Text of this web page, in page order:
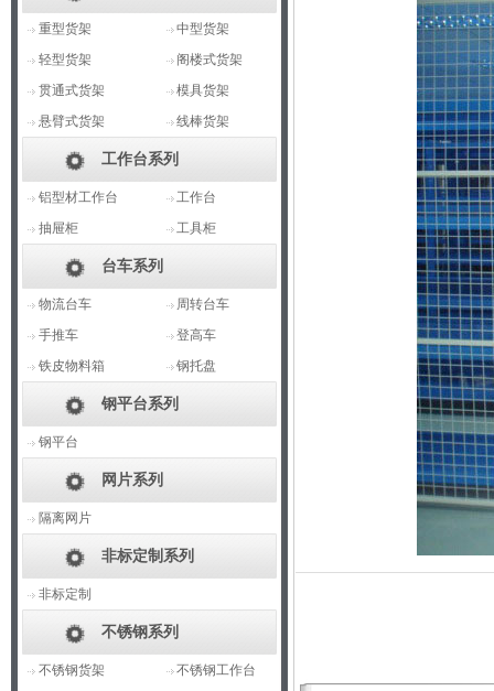
重型货架
中型货架
轻型货架
阁楼式货架
贯通式货架
模具货架
悬臂式货架
线棒货架
工作台系列
铝型材工作台
工作台
抽屉柜
工具柜
台车系列
物流台车
周转台车
手推车
登高车
铁皮物料箱
钢托盘
钢平台系列
钢平台
网片系列
隔离网片
非标定制系列
非标定制
不锈钢系列
不锈钢货架 不锈钢工作台